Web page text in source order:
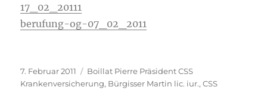
17_02_20111
berufung-og-07_02_2011
Veröffentlicht
am
7. Februar 2011 Kategorien
Boillat Pierre Präsident CSS
Krankenversicherung, Bürgisser Martin lic. iur.,CSS